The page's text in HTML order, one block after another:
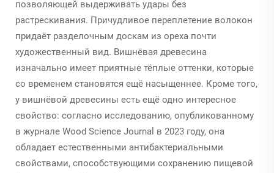
позволяющей выдерживать удары без
растрескивания. Причудливое переплетение волокон
придаёт разделочным доскам из ореха почти
художественный вид. Вишнёвая древесина
изначально имеет приятные тёплые оттенки, которые
со временем становятся ещё насыщеннее. Кроме того,
у вишнёвой древесины есть ещё одно интересное
свойство: согласно исследованию, опубликованному
в журнале Wood Science Journal в 2023 году, она
обладает естественными антибактериальными
свойствами, способствующими сохранению пищевой